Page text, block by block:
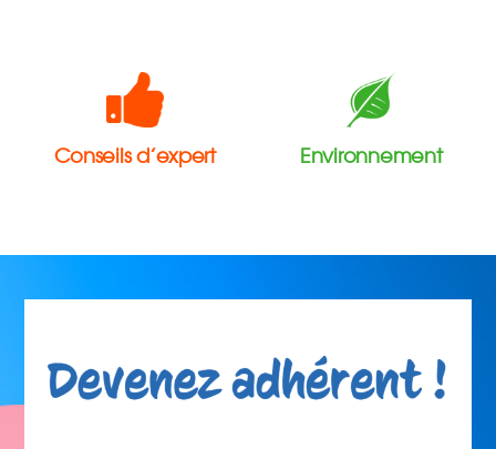
Conseils d’expert Environnement